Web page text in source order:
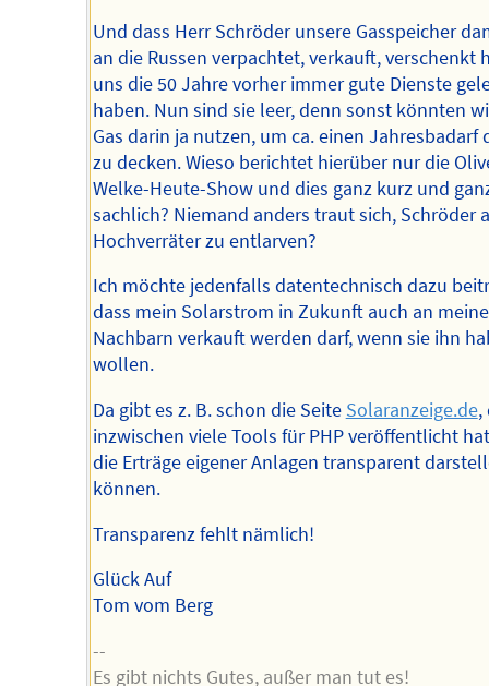
Und dass Herr Schröder unsere Gasspeicher
an die Russen verpachtet, verkauft, verschenkt
uns die 50 Jahre vorher immer gute Dienste
haben. Nun sind sie leer, denn sonst könnten
Gas darin ja nutzen, um ca. einen Jahresbadarf
zu decken. Wieso berichtet hierüber nur die
Welke-Heute-Show und dies ganz kurz und
sachlich? Niemand anders traut sich, Schröder
Hochverräter zu entlarven?
Ich möchte jedenfalls datentechnisch dazu
dass mein Solarstrom in Zukunft auch an meine
Nachbarn verkauft werden darf, wenn sie ihn
wollen.
Da gibt es z. B. schon die Seite Solaranzeige.de,
inzwischen viele Tools für PHP veröffentlicht
die Erträge eigener Anlagen transparent
können.
Transparenz fehlt nämlich!
Glück Auf
Tom vom Berg
--
Es gibt nichts Gutes, außer man tut es!